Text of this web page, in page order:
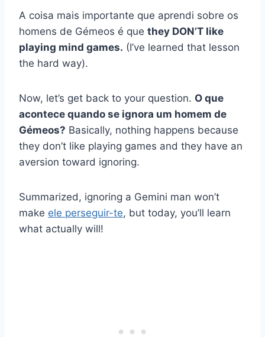
A coisa mais importante que aprendi sobre os
homens de Gémeos é que they DON’T like
playing mind games. (I’ve learned that lesson
the hard way).
Now, let’s get back to your question. O que
acontece quando se ignora um homem de
Gémeos? Basically, nothing happens because
they don’t like playing games and they have an
aversion toward ignoring.
Summarized, ignoring a Gemini man won’t
make ele perseguir-te, but today, you’ll learn
what actually will!